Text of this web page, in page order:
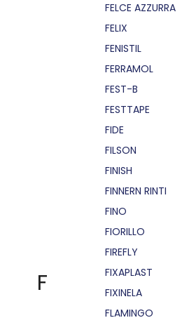
F
FELCE AZZURRA
FELIX
FENISTIL
FERRAMOL
FEST-B
FESTTAPE
FIDE
FILSON
FINISH
FINNERN RINTI
FINO
FIORILLO
FIREFLY
FIXAPLAST
FIXINELA
FLAMINGO